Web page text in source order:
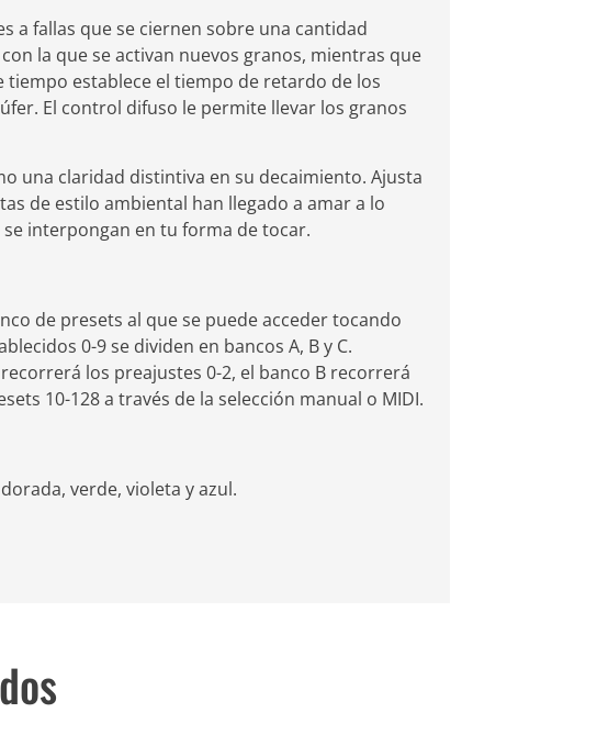
a fallas que se ciernen sobre una cantidad
la que se activan nuevos granos, mientras que
establece el tiempo de retardo de los
El control difuso le permite llevar los granos
una claridad distintiva en su decaimiento. Ajusta
de estilo ambiental han llegado a amar a lo
interpongan en tu forma de tocar.
de presets al que se puede acceder tocando
0-9 se dividen en bancos A, B y C.
los preajustes 0-2, el banco B recorrerá
10-128 a través de la selección manual o MIDI.
verde, violeta y azul.